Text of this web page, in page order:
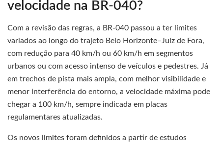
velocidade na BR-040?
Com a revisão das regras, a BR-040 passou a ter limites
variados ao longo do trajeto Belo Horizonte–Juiz de Fora,
com redução para 40 km/h ou 60 km/h em segmentos
urbanos ou com acesso intenso de veículos e pedestres. Já
em trechos de pista mais ampla, com melhor visibilidade e
menor interferência do entorno, a velocidade máxima pode
chegar a 100 km/h, sempre indicada em placas
regulamentares atualizadas.
Os novos limites foram definidos a partir de estudos